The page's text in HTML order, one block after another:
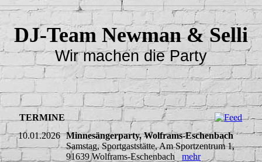
DJ-Team Newman & Selli
Wir machen die Party
TERMINE
10.01.2026 Minnesängerparty, Wolframs-Eschenbach
Samstag, Sportgaststätte, Am Sportzentrum 1,
91639 Wolframs-Eschenbachmehr